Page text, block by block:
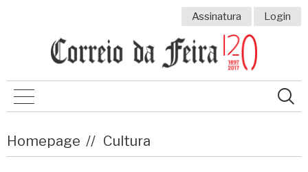
Assinatura Login
Homepage Cultura